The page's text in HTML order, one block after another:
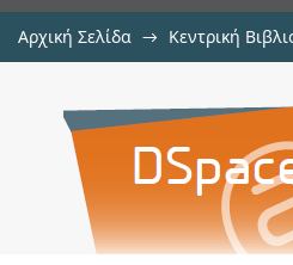
Αρχική Σελίδα → Κεντρική
Business